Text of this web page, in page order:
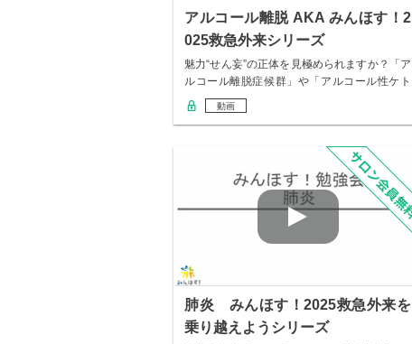
アルコール離脱 AKA みんほす！2
025救急外来シリーズ
魅力“せん妄”の正体を見極められますか？「ア
ルコール離脱症候群」や「アルコール性ケト
アシド…
動画
肺炎 みんほす！2025救急外来を
乗り越えようシリーズ